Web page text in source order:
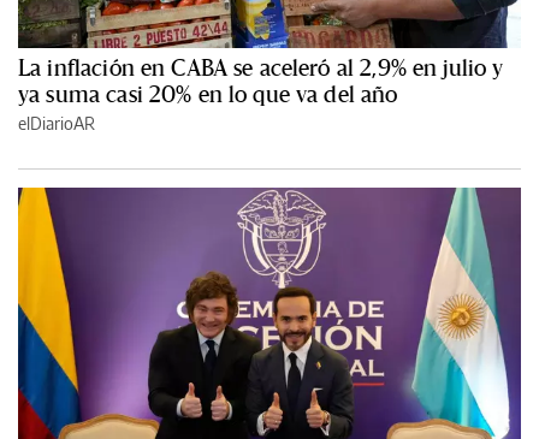
La inflación en CABA se aceleró al 2,9% en julio y
ya suma casi 20% en lo que va del año
elDiarioAR